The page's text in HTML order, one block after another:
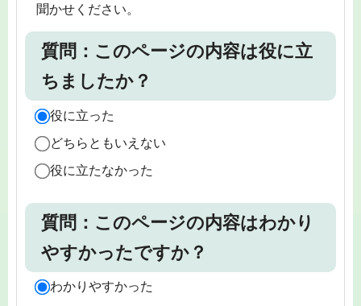
聞かせください。
質問：このページの内容は役に立
ちましたか？
役に立った
どちらともいえない
役に立たなかった
質問：このページの内容はわかり
やすかったですか？
わかりやすかった